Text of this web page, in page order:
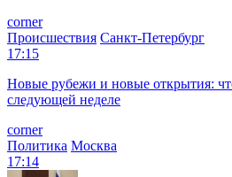
corner
Происшествия Санкт-Петербург
17:15
Новые рубежи и новые открытия:
следующей неделе
corner
Политика Москва
17:14